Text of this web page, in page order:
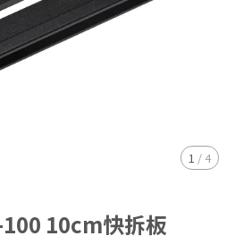
1 / 4
100 10cm快拆板